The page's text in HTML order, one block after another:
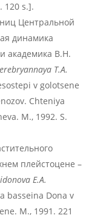
120 s.].
Центральной
динамика
академика В.Н.
T.A.
v golotsene
Chteniya
M., 1992. S.
плейстоцене –
E.A.
basseina Dona v
M., 1991. 221